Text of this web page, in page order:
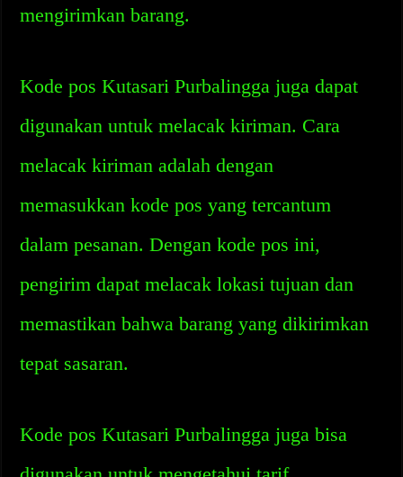
mengirimkan barang.
Kode pos Kutasari Purbalingga juga dapat
digunakan untuk melacak kiriman. Cara
melacak kiriman adalah dengan
memasukkan kode pos yang tercantum
dalam pesanan. Dengan kode pos ini,
pengirim dapat melacak lokasi tujuan dan
memastikan bahwa barang yang dikirimkan
tepat sasaran.
Kode pos Kutasari Purbalingga juga bisa